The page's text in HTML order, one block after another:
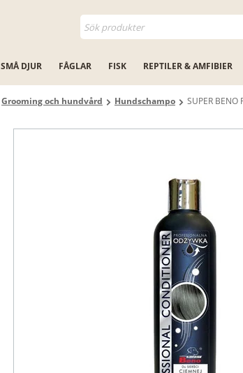
SMÅ DJUR FÅGLAR FISK REPTILER & AMFIBIER
Grooming och hundvård Hundschampo SUPER